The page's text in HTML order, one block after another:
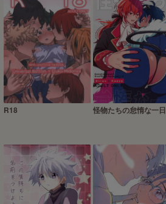
R18 怪物たちの怠惰な一日